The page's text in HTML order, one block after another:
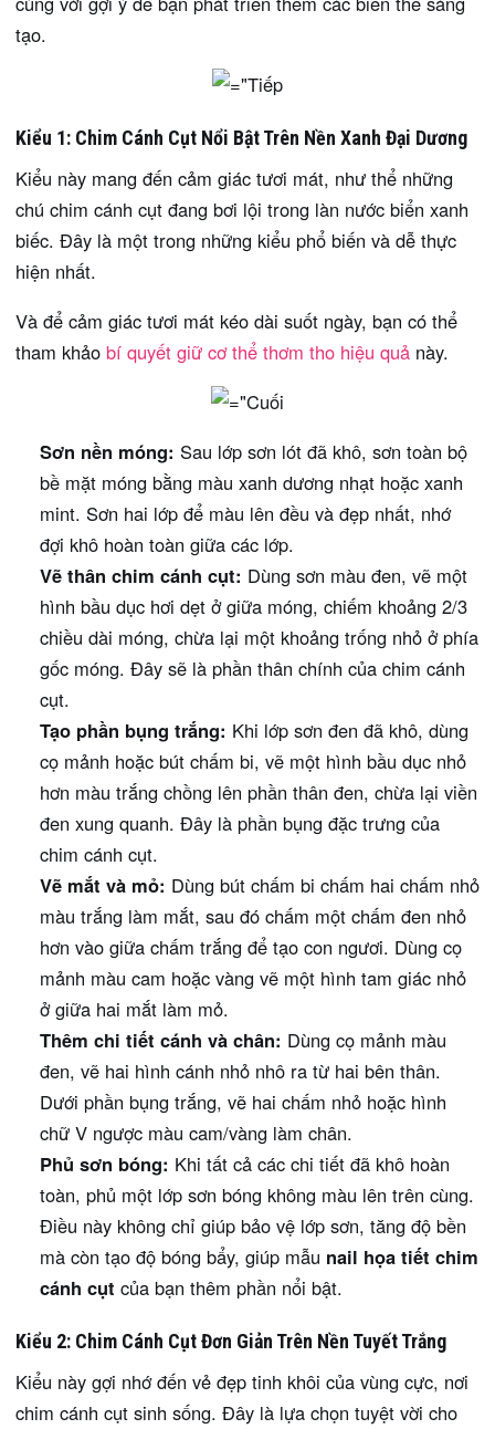
tạo.
Kiểu 1: Chim Cánh Cụt Nổi Bật Trên Nền Xanh Đại Dương
Kiểu này mang đến cảm giác tươi mát, như thể những
chú chim cánh cụt đang bơi lội trong làn nước biển xanh
biếc. Đây là một trong những kiểu phổ biến và dễ thực
hiện nhất.
Và để cảm giác tươi mát kéo dài suốt ngày, bạn có thể
tham khảo bí quyết giữ cơ thể thơm tho hiệu quả này.
Sơn nền móng: Sau lớp sơn lót đã khô, sơn toàn bộ
bề mặt móng bằng màu xanh dương nhạt hoặc xanh
mint. Sơn hai lớp để màu lên đều và đẹp nhất, nhớ
đợi khô hoàn toàn giữa các lớp.
Vẽ thân chim cánh cụt: Dùng sơn màu đen, vẽ một
hình bầu dục hơi dẹt ở giữa móng, chiếm khoảng 2/3
chiều dài móng, chừa lại một khoảng trống nhỏ ở phía
gốc móng. Đây sẽ là phần thân chính của chim cánh
cụt.
Tạo phần bụng trắng: Khi lớp sơn đen đã khô, dùng
cọ mảnh hoặc bút chấm bi, vẽ một hình bầu dục nhỏ
hơn màu trắng chồng lên phần thân đen, chừa lại viền
đen xung quanh. Đây là phần bụng đặc trưng của
chim cánh cụt.
Vẽ mắt và mỏ: Dùng bút chấm bi chấm hai chấm nhỏ
màu trắng làm mắt, sau đó chấm một chấm đen nhỏ
hơn vào giữa chấm trắng để tạo con ngươi. Dùng cọ
mảnh màu cam hoặc vàng vẽ một hình tam giác nhỏ
ở giữa hai mắt làm mỏ.
Thêm chi tiết cánh và chân: Dùng cọ mảnh màu
đen, vẽ hai hình cánh nhỏ nhô ra từ hai bên thân.
Dưới phần bụng trắng, vẽ hai chấm nhỏ hoặc hình
chữ V ngược màu cam/vàng làm chân.
Phủ sơn bóng: Khi tất cả các chi tiết đã khô hoàn
toàn, phủ một lớp sơn bóng không màu lên trên cùng.
Điều này không chỉ giúp bảo vệ lớp sơn, tăng độ bền
mà còn tạo độ bóng bẩy, giúp mẫu nail họa tiết chim
cánh cụt của bạn thêm phần nổi bật.
Kiểu 2: Chim Cánh Cụt Đơn Giản Trên Nền Tuyết Trắng
Kiểu này gợi nhớ đến vẻ đẹp tinh khôi của vùng cực, nơi
chim cánh cụt sinh sống. Đây là lựa chọn tuyệt vời cho